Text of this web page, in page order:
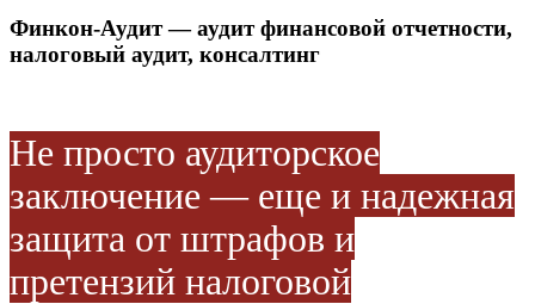
Финкон-Аудит — аудит финансовой отчетности,
налоговый аудит, консалтинг
Не просто аудиторское
заключение — еще и надежная
защита от штрафов и
претензий налоговой